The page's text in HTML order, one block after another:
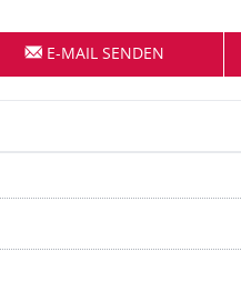
E-MAIL SENDEN